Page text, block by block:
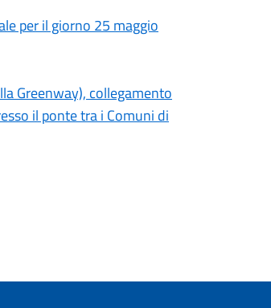
per il giorno 25 maggio
Greenway), collegamento
il ponte tra i Comuni di